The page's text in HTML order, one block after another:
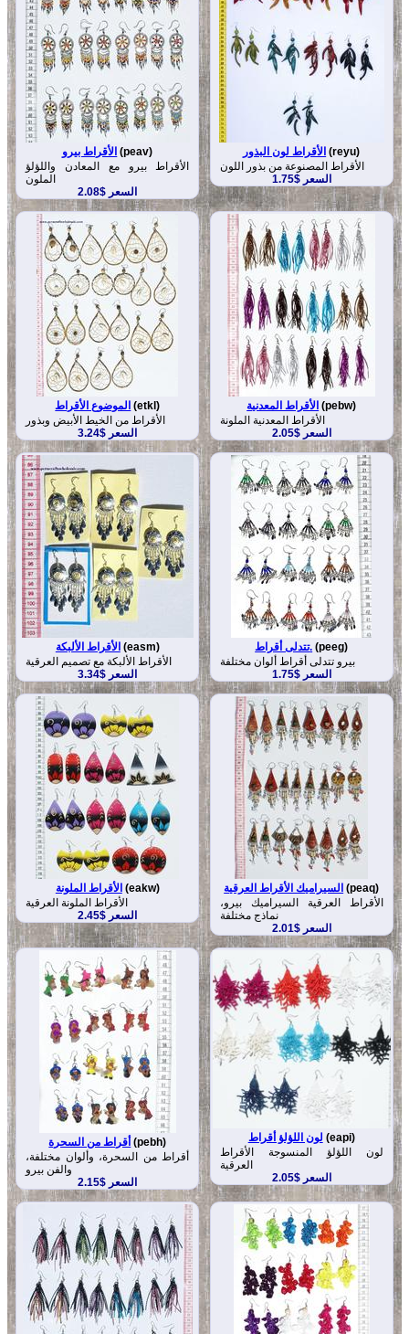
الأقراط بيرو (peav)
الأقراط بيرو مع المعادن واللؤلؤ
الملون
السعر $2.08
الأقراط لون البذور (reyu)
الأقراط المصنوعة من بذور اللون
السعر $1.75
الموضوع الأقراط (etkl)
الأقراط من الخيط الأبيض وبذور
السعر $3.24
الأقراط المعدنية (pebw)
الأقراط المعدنية الملونة
السعر $2.05
الأقراط الألبكة (easm)
الأقراط الألبكة مع تصميم العرقية
السعر $3.34
تتدلى أقراط. (peeg)
بيرو تتدلى أقراط ألوان مختلفة
السعر $1.75
الأقراط الملونة (eakw)
الأقراط الملونة العرقية
السعر $2.45
السيراميك الأقراط العرقية (peaq)
الأقراط العرقية السيراميك بيرو،
نماذج مختلفة
السعر $2.01
أقراط من السحرة (pebh)
أقراط من السحرة، وألوان مختلفة،
والفن بيرو
السعر $2.15
لون اللؤلؤ أقراط (eapi)
لون اللؤلؤ المنسوجة الأقراط
العرقية
السعر $2.05